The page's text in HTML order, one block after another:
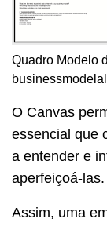
Quadro Modelo
O Canvas
essencial que
a entender e
aperfeiçoá-las.
Assim, uma